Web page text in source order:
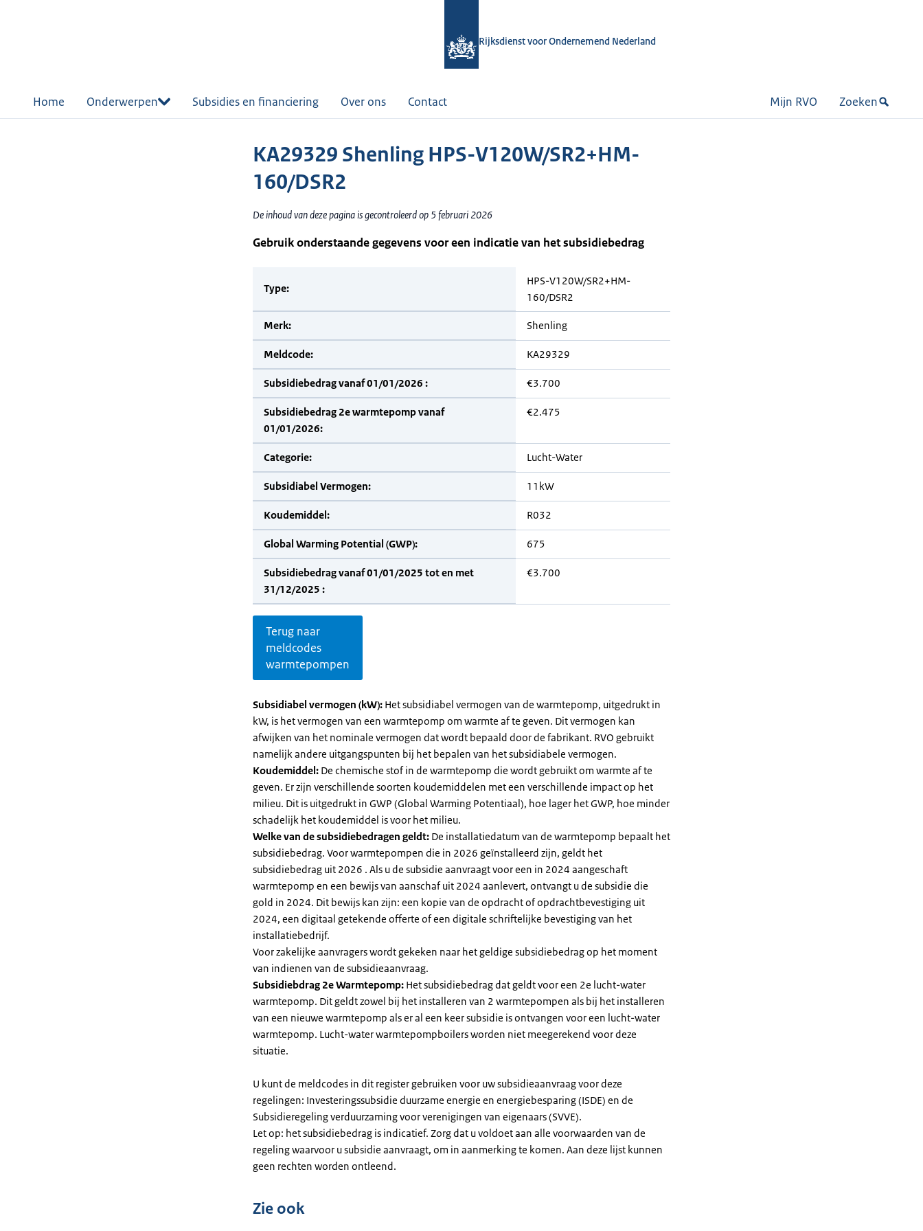
Rijksdienst voor Ondernemend Nederland
Home Onderwerpen Subsidies en financiering Over ons Contact Mijn RVO Zoeken
KA29329 Shenling HPS-V120W/SR2+HM-
160/DSR2
De inhoud van deze pagina is gecontroleerd op 5 februari 2026
Gebruik onderstaande gegevens voor een indicatie van het subsidiebedrag
Type:
HPS-V120W/SR2+HM-
160/DSR2
Merk: Shenling
Meldcode: KA29329
Subsidiebedrag vanaf 01/01/2026 : €3.700
Subsidiebedrag 2e warmtepomp vanaf
01/01/2026:
€2.475
Categorie: Lucht-Water
Subsidiabel Vermogen: 11kW
Koudemiddel: R032
Global Warming Potential (GWP): 675
Subsidiebedrag vanaf 01/01/2025 tot en met
31/12/2025 :
€3.700
Terug naar
meldcodes
warmtepompen
Subsidiabel vermogen (kW): Het subsidiabel vermogen van de warmtepomp, uitgedrukt in
kW, is het vermogen van een warmtepomp om warmte af te geven. Dit vermogen kan
afwijken van het nominale vermogen dat wordt bepaald door de fabrikant. RVO gebruikt
namelijk andere uitgangspunten bij het bepalen van het subsidiabele vermogen.
Koudemiddel: De chemische stof in de warmtepomp die wordt gebruikt om warmte af te
geven. Er zijn verschillende soorten koudemiddelen met een verschillende impact op het
milieu. Dit is uitgedrukt in GWP (Global Warming Potentiaal), hoe lager het GWP, hoe minder
schadelijk het koudemiddel is voor het milieu.
Welke van de subsidiebedragen geldt: De installatiedatum van de warmtepomp bepaalt het
subsidiebedrag. Voor warmtepompen die in 2026 geïnstalleerd zijn, geldt het
subsidiebedrag uit 2026 . Als u de subsidie aanvraagt voor een in 2024 aangeschaft
warmtepomp en een bewijs van aanschaf uit 2024 aanlevert, ontvangt u de subsidie die
gold in 2024. Dit bewijs kan zijn: een kopie van de opdracht of opdrachtbevestiging uit
2024, een digitaal getekende offerte of een digitale schriftelijke bevestiging van het
installatiebedrijf.
Voor zakelijke aanvragers wordt gekeken naar het geldige subsidiebedrag op het moment
van indienen van de subsidieaanvraag.
Subsidiebdrag 2e Warmtepomp: Het subsidiebedrag dat geldt voor een 2e lucht-water
warmtepomp. Dit geldt zowel bij het installeren van 2 warmtepompen als bij het installeren
van een nieuwe warmtepomp als er al een keer subsidie is ontvangen voor een lucht-water
warmtepomp. Lucht-water warmtepompboilers worden niet meegerekend voor deze
situatie.
U kunt de meldcodes in dit register gebruiken voor uw subsidieaanvraag voor deze
regelingen: Investeringssubsidie duurzame energie en energiebesparing (ISDE) en de
Subsidieregeling verduurzaming voor verenigingen van eigenaars (SVVE).
Let op: het subsidiebedrag is indicatief. Zorg dat u voldoet aan alle voorwaarden van de
regeling waarvoor u subsidie aanvraagt, om in aanmerking te komen. Aan deze lijst kunnen
geen rechten worden ontleend.
Zie ook